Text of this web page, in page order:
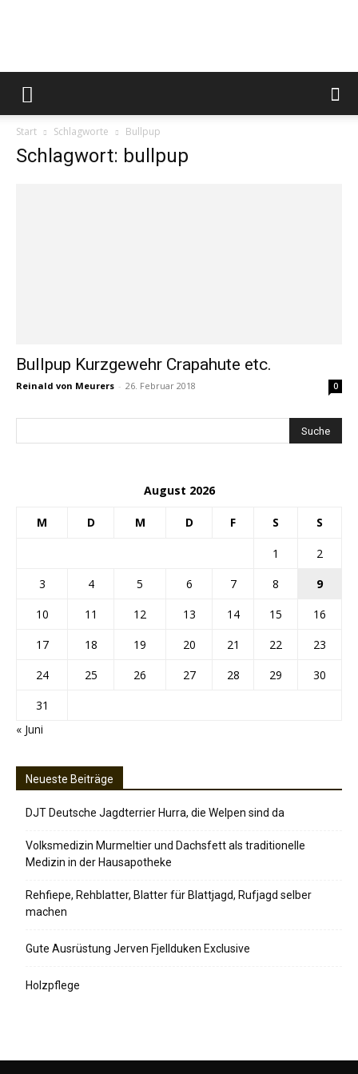
Safariteam
Start Schlagworte Bullpup
Schlagwort: bullpup
Bullpup Kurzgewehr Crapahute etc.
Reinald von Meurers - 26. Februar 2018 0
August 2026
M D M D F S S
1
2
3
4 5 6 7 8
9
10
11 12 13 14 15
16
17
18 19 20 21 22
23
24
25 26 27 28 29
30
31
« Juni
Neueste Beiträge
DJT Deutsche Jagdterrier Hurra, die Welpen sind da
Volksmedizin Murmeltier und Dachsfett als traditionelle
Medizin in der Hausapotheke
Rehfiepe, Rehblatter, Blatter für Blattjagd, Rufjagd selber
machen
Gute Ausrüstung Jerven Fjellduken Exclusive
Holzpflege